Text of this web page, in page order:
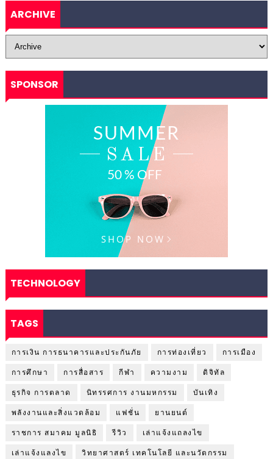
ARCHIVE
SPONSOR
TECHNOLOGY
TAGS
การเงิน การธนาคารและประกันภัย การท่องเที่ยว
การเมือง
การศึกษา
การสื่อสาร กีฬา ความงาม
ดิจิทัล
ธุรกิจ การตลาด
นิทรรศการ งานมหกรรม
บันเทิง
พลังงานและสิ่งแวดล้อม
แฟชั่น
ยานยนต์
ราชการ สมาคม มูลนิธิ
รีวิว
เล่าแจ้งแถลงไข
เล่าแจ้งแลงไข
วิทยาศาสตร์ เทคโนโลยี และนวัตกรรม